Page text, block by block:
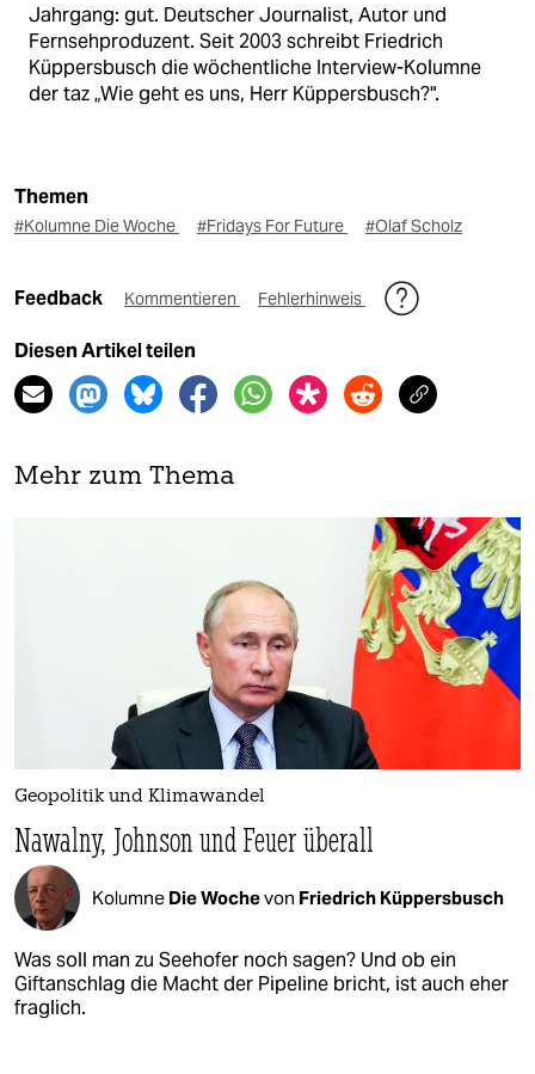
Jahrgang: gut. Deutscher Journalist, Autor und
Fernsehproduzent. Seit 2003 schreibt Friedrich
Küppersbusch die wöchentliche Interview-Kolumne
der taz „Wie geht es uns, Herr Küppersbusch?".
Themen
#Kolumne Die Woche #Fridays For Future #Olaf Scholz
Feedback Kommentieren Fehlerhinweis
Diesen Artikel teilen
Mehr zum Thema
Geopolitik und Klimawandel
Nawalny, Johnson und Feuer überall
Kolumne Die Wochevon Friedrich Küppersbusch
Was soll man zu Seehofer noch sagen? Und ob ein
Giftanschlag die Macht der Pipeline bricht, ist auch eher
fraglich.